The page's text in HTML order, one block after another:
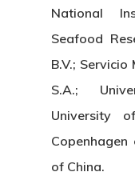
National
Seafood
B.V.;
S.A.;
University
Copenhagen
of China.